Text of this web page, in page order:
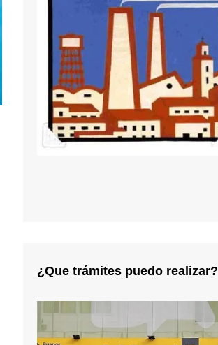
¿Que trámites puedo realizar?